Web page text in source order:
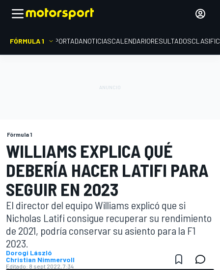
FÓRMULA 1 PORTADANOTICIASCALENDARIORESULTADOS
Fórmula 1
WILLIAMS EXPLICA QUÉ
DEBERÍA HACER LATIFI PARA
SEGUIR EN 2023
El director del equipo Williams explicó que si
Nicholas Latifi consigue recuperar su rendimiento
de 2021, podría conservar su asiento para la F1
2023.
Dorogi László
Christian Nimmervoll
Editado: 8 sept 2022, 7:34